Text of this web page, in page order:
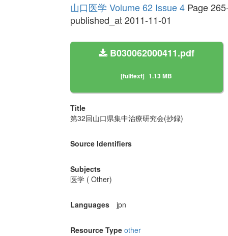
山口医学 Volume 62 Issue 4Page
published_at 2011-11-01
B030062000411.pdf
[fulltext] 1.13 MB
Title
第32回山口県集中治療研究会(抄録)
Source Identifiers
Subjects
医学 ( Other)
Languages jpn
Resource Type other